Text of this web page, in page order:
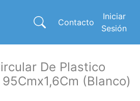
Contacto
Iniciar
Sesión
De Plastico
(Blanco)